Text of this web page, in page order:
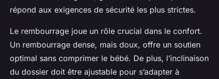
répond aux exigences de sécurité les plus strictes.
Le rembourrage joue un rôle crucial dans le confort.
Un rembourrage dense, mais doux, offre un soutien
optimal sans comprimer le bébé. De plus, l’inclinaison
du dossier doit être ajustable pour s’adapter à